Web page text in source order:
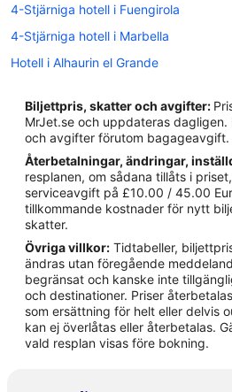
4-Stjärniga hotell i Fuengirola
4-Stjärniga hotell i Marbella
Hotell i Alhaurin el Grande
Hotell i Calahonda
Hotell i Coin
Hotell i El Faro
Hotell i Fuengirola
Hotell i Guaro
Hotell i La Cala de Mijas
Hotell i Marbella
Hotell i Ojén
Hotell i Tolox
Husvagnscampingar i La Cala de Mijas
Biljettpris, skatter och avgifter:
MrJet.se och uppdateras
och avgifter förutom bagageavgift.
Återbetalningar, ändringar,
resplanen, om sådana tillåts i
serviceavgift på £10.00 / 45.00
tillkommande kostnader för nytt
skatter.
Övriga villkor: Tidtabeller,
ändras utan föregående
begränsat och kanske inte
och destinationer. Priser
som ersättning för helt eller delvis
kan ej överlåtas eller återbetalas.
vald resplan visas före bokning.